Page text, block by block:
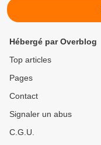
Hébergé par Overblog
Top articles
Pages
Contact
Signaler un abus
C.G.U.